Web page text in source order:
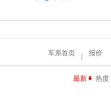
车系首页 | 报价
最新  热度